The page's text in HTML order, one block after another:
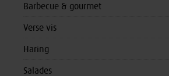
Barbecue & gourmet
Verse vis
Haring
Salades